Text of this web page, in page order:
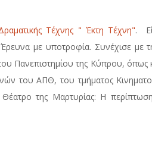
Τέχνης " Έκτη Τέχνη".
με υποτροφία. Συνέχισε με
Πανεπιστημίου της Κύπρου, όπως
του ΑΠΘ, του τμήματος
της Μαρτυρίας: Η